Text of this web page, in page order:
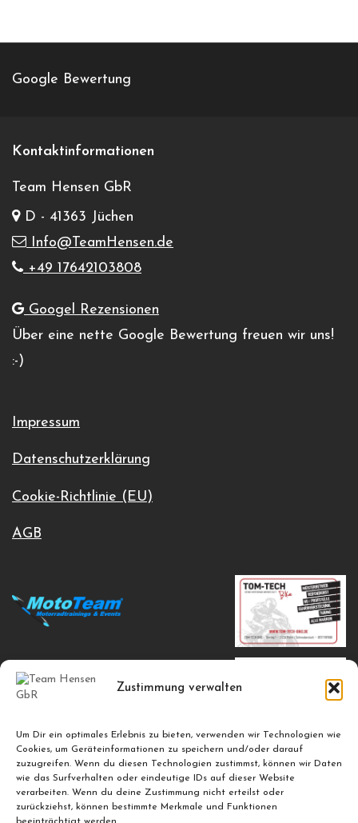
Zustimmung verwalten
Um Dir ein optimales Erlebnis zu bieten, verwenden wir Technologien wie
Cookies, um Geräteinformationen zu speichern und/oder darauf
zuzugreifen. Wenn du diesen Technologien zustimmst, können wir Daten
wie das Surfverhalten oder eindeutige IDs auf dieser Website
verarbeiten. Wenn du deine Zustimmung nicht erteilst oder
zurückziehst, können bestimmte Merkmale und Funktionen
Google Bewertung
Kontaktinformationen
Team Hensen GbR
D - 41363 Jüchen
Info@TeamHensen.de
+49 17642103808
Googel Rezensionen
Über eine nette Google Bewertung freuen wir uns!
:-)
Impressum
Datenschutzerklärung
Cookie-Richtlinie (EU)
AGB